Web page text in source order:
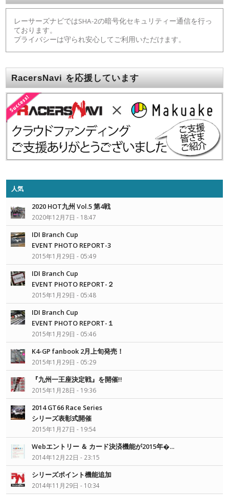
レーサーズナビではSHA-2の暗号化セキュリティー通信を行っ
ております。
プライバシーは守られ安心してご利用いただけます。
RacersNavi を応援しています
人気
2020 HOT九州 Vol.5 第4戦
2020年12月7日 - 18:47
IDI Branch Cup
EVENT PHOTO REPORT-3
2015年1月29日 - 05:49
IDI Branch Cup
EVENT PHOTO REPORT-２
2015年1月29日 - 05:48
IDI Branch Cup
EVENT PHOTO REPORT-１
2015年1月29日 - 05:46
K4-GP fanbook 2月上旬発売！
2015年1月29日 - 05:29
『九州一王座決定戦』を開催!!
2015年1月28日 - 19:36
2014 GT66 Race Series
シリーズ表彰式開催
2015年1月27日 - 19:54
Webエントリー ＆ カード決済機能が2015年�...
2014年12月22日 - 23:15
シリーズポイント機能追加
2014年11月29日 - 10:34